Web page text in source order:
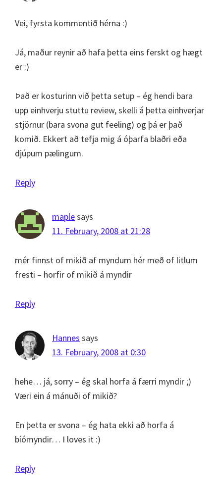
Vei, fyrsta kommentið hérna :)
Já, maður reynir að hafa þetta eins ferskt og hægt
er :)
Það er kosturinn við þetta setup – ég hendi bara
upp einhverju stuttu review, skelli á þetta einhverjar
stjörnur (bara svona gut feeling) og þá er það
komið. Ekkert að tefja mig á óþarfa blaðri eða
djúpum pælingum.
Reply
maplesays
11. February, 2008 at 21:28
mér finnst of mikið af myndum hér með of litlum
fresti – horfir of mikið á myndir
Reply
Hannes says
13. February, 2008 at 0:30
hehe… já, sorry – ég skal horfa á færri myndir ;)
Væri ein á mánuði of mikið?
En þetta er svona – ég hata ekki að horfa á
bíómyndir… I loves it :)
Reply